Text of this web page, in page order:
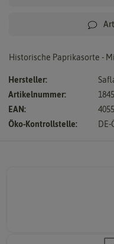
Historische Paprikasorte -
Hersteller:
Artikelnummer:
EAN:
Öko-Kontrollstelle:
DE-